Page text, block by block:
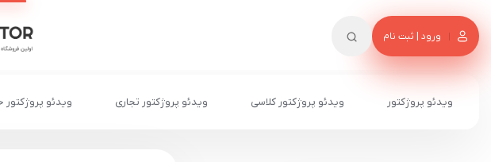
ورود | ثبت نام
ویدئو پروژکتور ویدئو پروژکتور کلاسی ویدئو پروژکتور تجاری ویدئو پروژکتور